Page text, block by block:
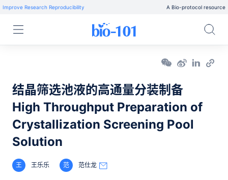
Improve Research Reproducibility A Bio-protocol resource
结晶筛选池液的高通量分装制备
High Throughput Preparation of
Crystallization Screening Pool
Solution
王 王乐乐 范 范仕龙